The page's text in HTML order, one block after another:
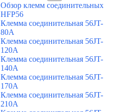
Обзор клемм соединительных
HFP56
Клемма соединительная 56JT-
80A
Клемма соединительная 56JT-
120A
Клемма соединительная 56JT-
140A
Клемма соединительная 56JT-
170A
Клемма соединительная 56JT-
210A